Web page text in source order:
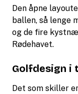
Den åpne
ballen, så lenge
og de fire
Rødehavet.
Golfdesign i
Det som skiller